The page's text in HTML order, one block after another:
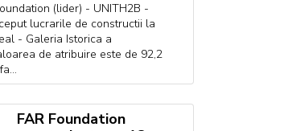
(lider) - UNITH2B -
lucrarile de constructii la
- Galeria Istorica a
de atribuire este de 92,2
FAR Foundation